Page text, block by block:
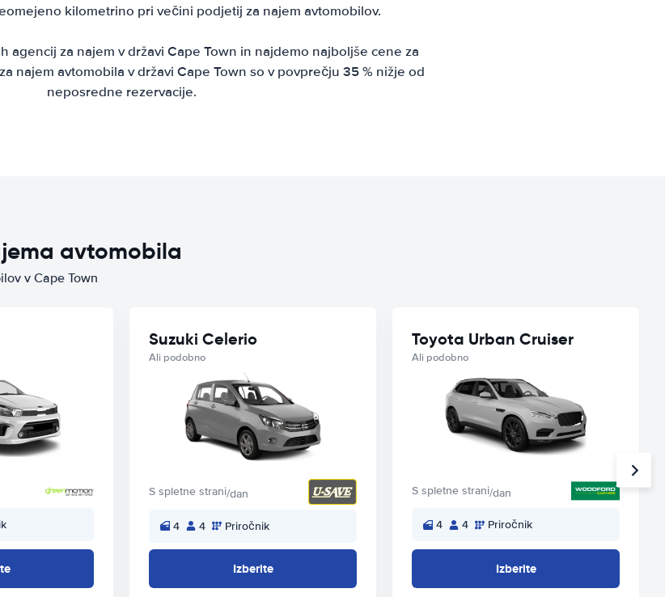
kilometrino pri večini podjetij za najem avtomobilov.
agencij za najem v državi Cape Town in najdemo najboljše cene za
najem avtomobila v državi Cape Town so v povprečju 35 % nižje od
neposredne rezervacije.
avtomobila
v Cape Town
Suzuki Celerio
Ali podobno
S spletne strani/dan
4 4 Priročnik
Izberite
Toyota Urban Cruiser
Ali podobno
S spletne strani/dan
4 4 Priročnik
Izberite